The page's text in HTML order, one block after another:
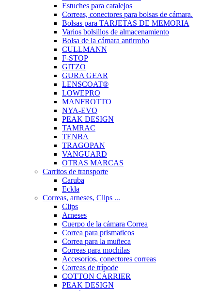
Estuches para catalejos
Correas, conectores para bolsas de cámara.
Bolsas para TARJETAS DE MEMORIA
Varios bolsillos de almacenamiento
Bolsa de la cámara antirrobo
CULLMANN
F-STOP
GITZO
GURA GEAR
LENSCOAT®
LOWEPRO
MANFROTTO
NYA-EVO
PEAK DESIGN
TAMRAC
TENBA
TRAGOPAN
VANGUARD
OTRAS MARCAS
Carritos de transporte
Caruba
Eckla
Correas, arneses, Clips ...
Clips
Arneses
Cuerpo de la cámara Correa
Correa para prismaticos
Correa para la muñeca
Correas para mochilas
Accesorios, conectores correas
Correas de trípode
COTTON CARRIER
PEAK DESIGN